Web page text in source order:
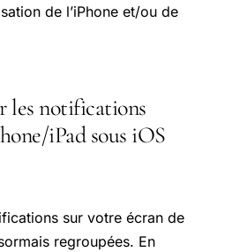
de l’iPhone et/ou de
les notifications
iPad sous iOS
sur votre écran de
regroupées. En